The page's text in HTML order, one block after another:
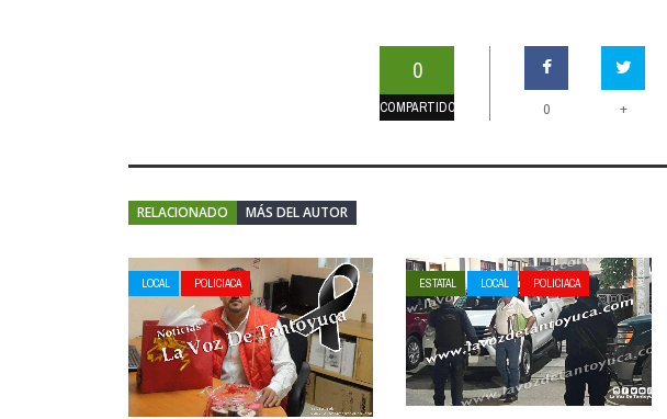
0
COMPARTIDOS 0 +
RELACIONADO MÁS DEL AUTOR
LOCAL POLICIACA ESTATAL LOCAL POLICIACA